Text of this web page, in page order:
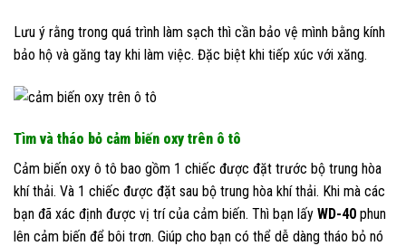
Lưu ý rằng trong quá trình làm sạch thì cần bảo vệ mình bằng kính
bảo hộ và găng tay khi làm việc. Đặc biệt khi tiếp xúc với xăng.
Tìm và tháo bỏ cảm biến oxy trên ô tô
Cảm biến oxy ô tô bao gồm 1 chiếc được đặt trước bộ trung hòa
khí thải. Và 1 chiếc được đặt sau bộ trung hòa khí thải. Khi mà các
bạn đã xác định được vị trí của cảm biến. Thì bạn lấy WD-40 phun
lên cảm biến để bôi trơn. Giúp cho bạn có thể dễ dàng tháo bỏ nó